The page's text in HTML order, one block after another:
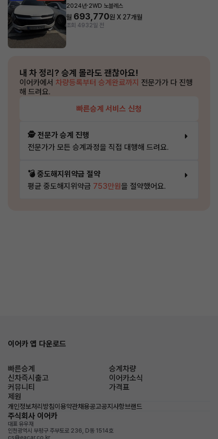
2024년·2WD 노블레스
월 693,770원 X 27개월
조회 4932일 전
내 차 정리? 승계 몰라도 괜찮아요!
이어카에서 차량등록부터 승계완료까지 전문가가 다 진행
해 드려요.
빠른승계 서비스 신청
🕵️ 전문가 승계 진행
전문가가 모든 승계과정을 직접 대행해 드려요.
💣 중도해지위약금 절약
평균 중도해지위약금 753만원을 절약했어요.
이어카 앱 다운로드
빠른승계
승계차량
신차즉시출고
이어카소식
커뮤니티
가격표
제원
개인정보처리방침이용약관채용공고공지사항브랜드
주식회사 이어카
대표 유우재
인천광역시 부평구 주부토로 236, D동 1514호
cs@eacar.co.kr